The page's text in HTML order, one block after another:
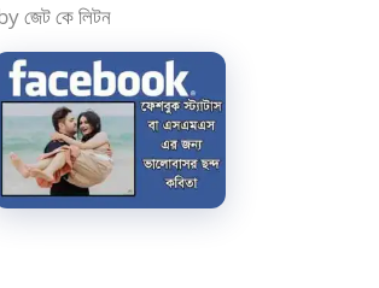
জেট কে লিটন